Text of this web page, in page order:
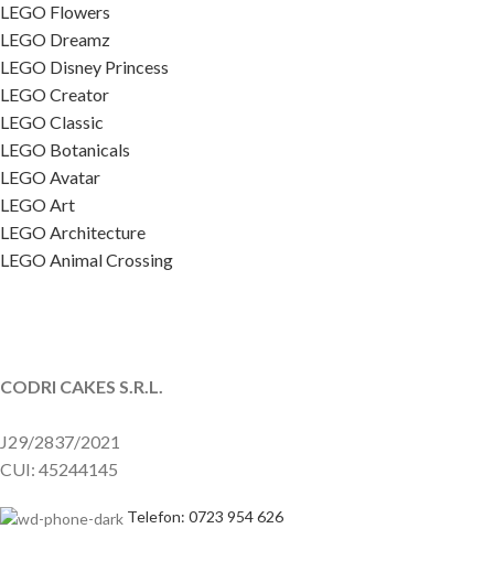
LEGO Flowers
LEGO Dreamz
LEGO Disney Princess
LEGO Creator
LEGO Classic
LEGO Botanicals
LEGO Avatar
LEGO Art
LEGO Architecture
LEGO Animal Crossing
CODRI CAKES S.R.L.
J29/2837/2021
CUI: 45244145
Telefon: 0723 954 626